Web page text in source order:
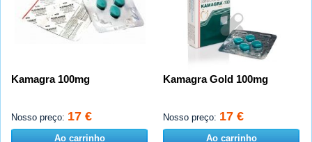
Kamagra 100mg
Nosso preço: 17 €
Ao carrinho
Kamagra Gold 100mg
Nosso preço: 17 €
Ao carrinho